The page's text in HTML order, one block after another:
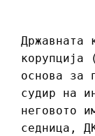
Државната
корупција
основа за
судир на
неговото
седница,